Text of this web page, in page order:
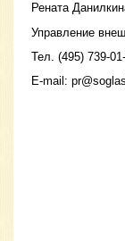
Рената
Управление
Тел. (495) 739-
E-mail: